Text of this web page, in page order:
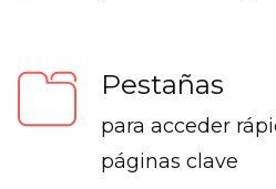
Pestañas
para acceder
páginas clave